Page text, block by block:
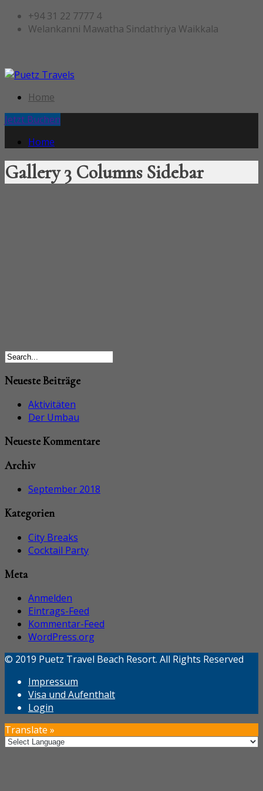
+94 31 22 7777 4
Welankanni Mawatha Sindathriya Waikkala
Home
Jetzt Buchen
Home
Gallery 3 Columns Sidebar
Neueste Beiträge
Aktivitäten
Der Umbau
Neueste Kommentare
Archiv
September 2018
Kategorien
City Breaks
Cocktail Party
Meta
Anmelden
Eintrags-Feed
Kommentar-Feed
WordPress.org
© 2019 Puetz Travel Beach Resort. All Rights Reserved
Impressum
Visa und Aufenthalt
Login
Translate »